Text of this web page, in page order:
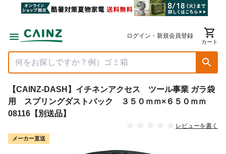
ログイン・新規会員登録
カート
【CAINZ-DASH】イチネンアクセス ツール事業 ガラ袋
用 スプリングダストバック ３５０ｍｍ×６５０ｍｍ
08116【別送品】
レビューを書く
メーカー直送